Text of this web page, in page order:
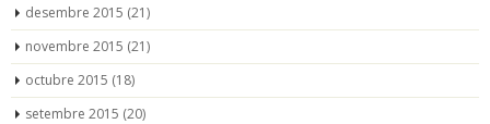
desembre 2015 (21)
novembre 2015 (21)
octubre 2015 (18)
setembre 2015 (20)